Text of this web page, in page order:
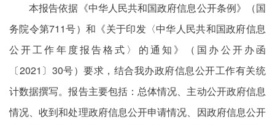
本报告依据《中华人民共和国政府信息公开条例》（国
务院令第711号）和《关于印发〈中华人民共和国政府信息
公开工作年度报告格式〉的通知》（国办公开办函
〔2021〕30号）要求，结合我办政府信息公开工作有关统
计数据撰写。报告主要包括：总体情况、主动公开政府信息
情况、收到和处理政府信息公开申请情况、因政府信息公开